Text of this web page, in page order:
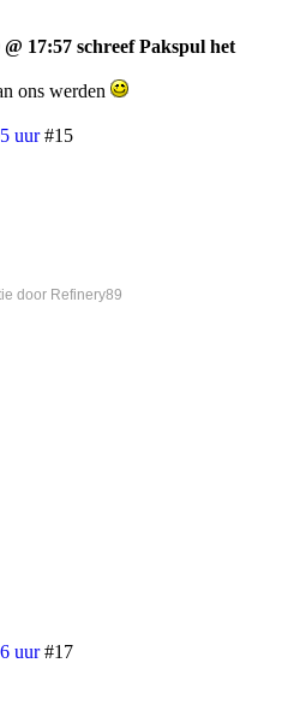
17:57 schreef Pakspul het
ons werden
uur #15
door Refinery89
uur #17